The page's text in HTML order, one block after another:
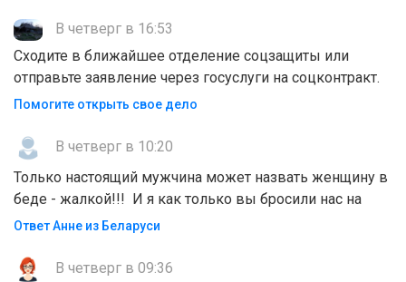
В четверг в 16:53
Сходите в ближайшее отделение соцзащиты или
отправьте заявление через госуслуги на соцконтракт.
Помогите открыть свое дело
В четверг в 10:20
Только настоящий мужчина может назвать женщину в
беде - жалкой!!! И я как только вы бросили нас на
Ответ Анне из Беларуси
В четверг в 09:36